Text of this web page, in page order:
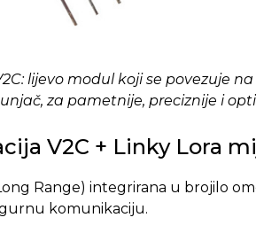
lijevo modul koji se povezuje
za pametnije, preciznije i
V2C + Linky Lora
Range) integrirana u brojilo
komunikaciju.